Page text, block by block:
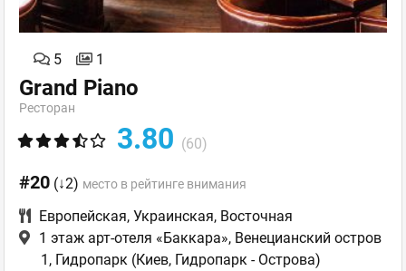
5 1
Grand Piano
Ресторан
3.80 (60)
#20 (↓2) место в рейтинге внимания
Европейская, Украинская, Восточная
1 этаж арт-отеля «Баккара», Венецианский остров
1, Гидропарк (Киев, Гидропарк - Острова)